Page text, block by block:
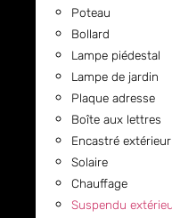
Poteau
Bollard
Lampe piédestal
Lampe de jardin
Plaque adresse
Boîte aux lettres
Encastré extérieur
Solaire
Chauffage
Suspendu